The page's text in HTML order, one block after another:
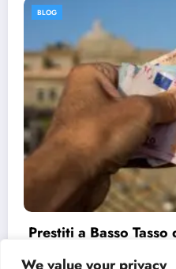
BLOG
Prestiti a Basso